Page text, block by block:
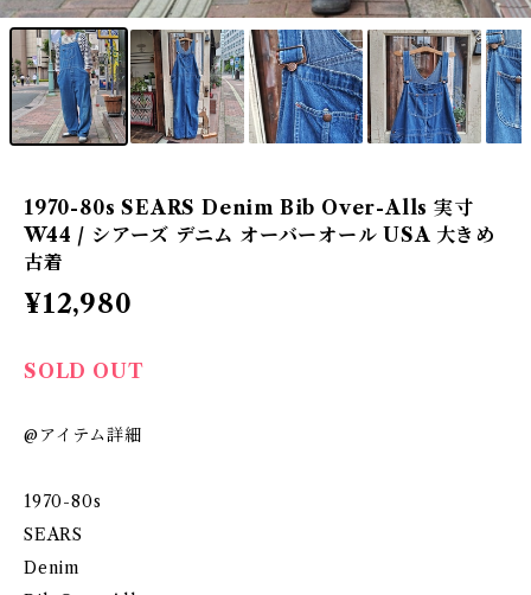
1970-80s SEARS Denim Bib Over-Alls 実寸
W44 / シアーズ デニム オーバーオール USA 大きめ
古着
¥12,980
SOLD OUT
@アイテム詳細
1970-80s
SEARS
Denim